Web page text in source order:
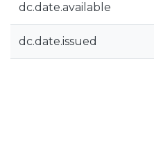
dc.date.available
dc.date.issued